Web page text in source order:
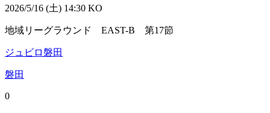
2026/5/16 (土) 14:30 KO
地域リーグラウンド EAST-B 第17節
ジュビロ磐田
磐田
0